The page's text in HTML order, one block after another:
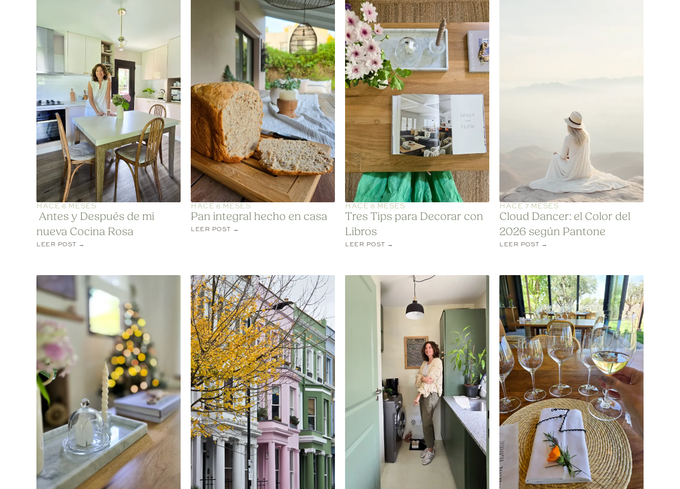
HACE 6 MESES
Antes y Después de mi
nueva Cocina Rosa
LEER POST →
HACE 6 MESES
Pan integral hecho en casa
LEER POST →
HACE 6 MESES
Tres Tips para Decorar con
Libros
LEER POST →
HACE 7 MESES
Cloud Dancer: el Color del
2026 según Pantone
LEER POST →